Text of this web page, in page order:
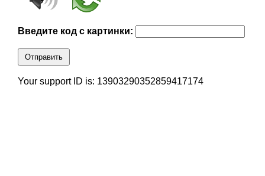
Введите код с картинки:
Отправить
Your support ID is: 13903290352859417174